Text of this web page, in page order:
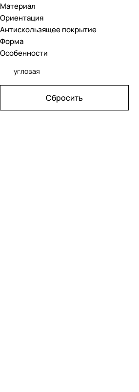
Hatria
HOESCH
Jacob Delafon
Материал
Ориентация
Антискользящее покрытие
Форма
Особенности
угловая
Сбросить